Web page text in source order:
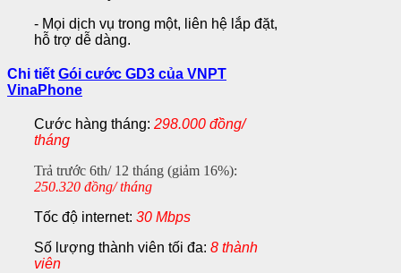
- Mọi dịch vụ trong một, liên hệ lắp đặt,
hỗ trợ dễ dàng.
Chi tiết Gói cước GD3 của VNPT
VinaPhone
Cước hàng tháng: 298.000 đồng/
tháng
Trả trước 6th/ 12 tháng (giảm 16%):
250.320 đồng/ tháng
Tốc độ internet: 30 Mbps
Số lượng thành viên tối đa: 8 thành
viên